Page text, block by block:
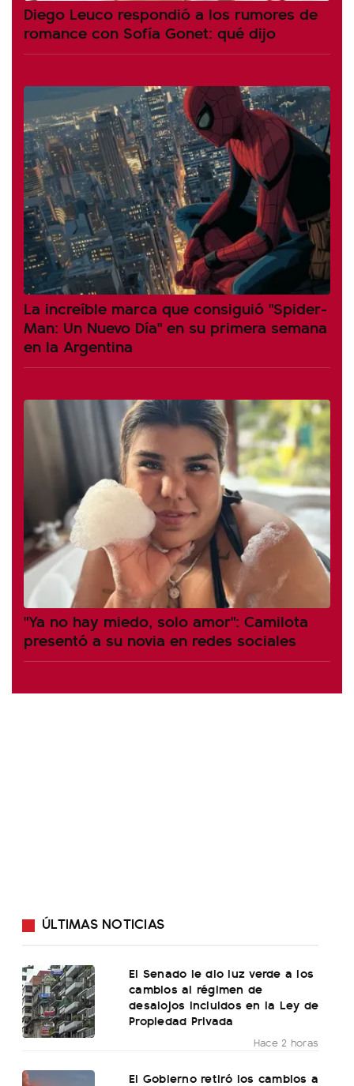
Diego Leuco respondió a los rumores de
romance con Sofía Gonet: qué dijo
La increíble marca que consiguió "Spider-
Man: Un Nuevo Día" en su primera semana
en la Argentina
"Ya no hay miedo, solo amor": Camilota
presentó a su novia en redes sociales
ÚLTIMAS NOTICIAS
El Senado le dio luz verde a los
cambios al régimen de
desalojos incluidos en la Ley de
Propiedad Privada
Hace 2 horas
El Gobierno retiró los cambios a